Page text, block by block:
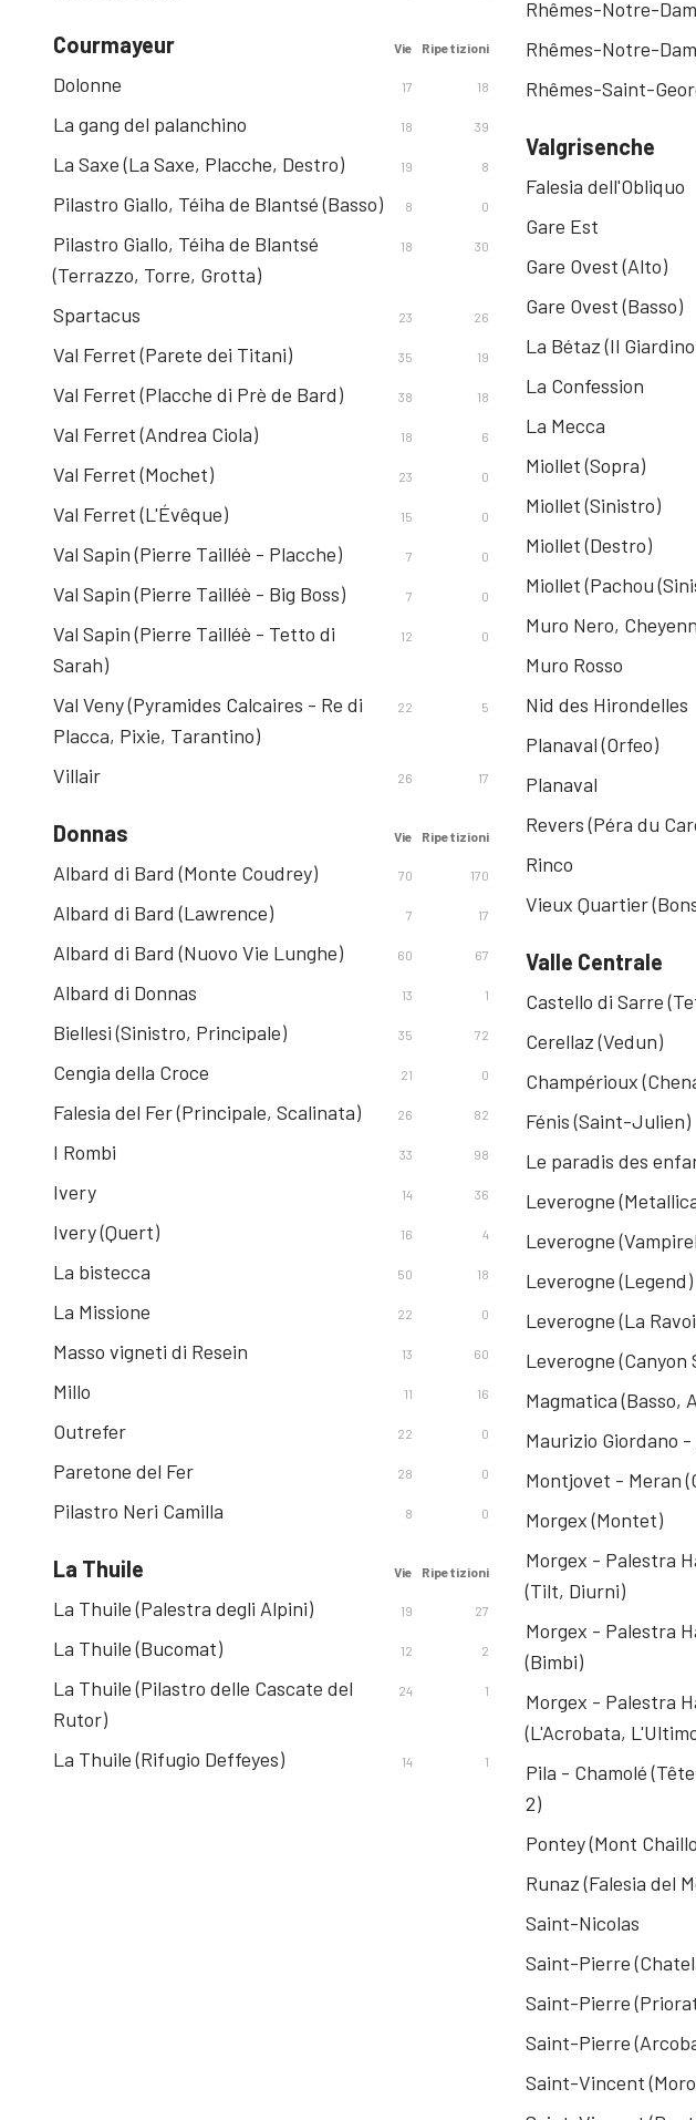
Courmayeur Vie Ripetizioni
Dolonne 17 18
La gang del palanchino 18 39
La Saxe (La Saxe, Placche, Destro) 19 8
Pilastro Giallo, Téiha de Blantsé (Basso) 8 0
Pilastro Giallo, Téiha de Blantsé
(Terrazzo, Torre, Grotta)
18 30
Spartacus 23 26
Val Ferret (Parete dei Titani) 35 19
Val Ferret (Placche di Prè de Bard) 38 18
Val Ferret (Andrea Ciola) 18 6
Val Ferret (Mochet) 23 0
Val Ferret (L'Évêque) 15 0
Val Sapin (Pierre Tailléè - Placche) 7 0
Val Sapin (Pierre Tailléè - Big Boss) 7 0
Val Sapin (Pierre Tailléè - Tetto di
Sarah)
12 0
Val Veny (Pyramides Calcaires - Re di
Placca, Pixie, Tarantino)
22 5
Villair 26 17
Donnas Vie Ripetizioni
Albard di Bard (Monte Coudrey) 70 170
Albard di Bard (Lawrence) 7 17
Albard di Bard (Nuovo Vie Lunghe) 60 67
Albard di Donnas 13 1
Biellesi (Sinistro, Principale) 35 72
Cengia della Croce 21 0
Falesia del Fer (Principale, Scalinata) 26 82
I Rombi 33 98
Ivery 14 36
Ivery (Quert) 16 4
La bistecca 50 18
La Missione 22 0
Masso vigneti di Resein 13 60
Millo 11 16
Outrefer 22 0
Paretone del Fer 28 0
Pilastro Neri Camilla 8 0
La Thuile Vie Ripetizioni
La Thuile (Palestra degli Alpini) 19 27
La Thuile (Bucomat) 12 2
La Thuile (Pilastro delle Cascate del
Rutor)
24 1
La Thuile (Rifugio Deffeyes) 14 1
Rhêmes-Notre-
Rhêmes-Notre-
Rhêmes-Saint-
Valgrisenche
Falesia dell'Obliquo
Gare Est
Gare Ovest (Alto)
Gare Ovest (Basso)
La Bétaz (Il
La Confession
La Mecca
Miollet (Sopra)
Miollet (Sinistro)
Miollet (Destro)
Miollet (Pachou
Muro Nero,
Muro Rosso
Nid des Hirondelles
Planaval (Orfeo)
Planaval
Revers (Péra du
Rinco
Vieux Quartier
Valle Centrale
Castello di Sarre
Cerellaz (Vedun)
Champérioux
Fénis (Saint-Julien)
Le paradis des
Leverogne
Leverogne
Leverogne (Legend)
Leverogne (La
Leverogne (Canyon
Magmatica (Basso,
Maurizio Giordano -
Montjovet - Meran
Morgex (Montet)
Morgex - Palestra
(Tilt, Diurni)
Morgex - Palestra
(Bimbi)
Morgex - Palestra
(L'Acrobata,
Pila - Chamolé
2)
Pontey (Mont
Runaz (Falesia del
Saint-Nicolas
Saint-Pierre
Saint-Pierre
Saint-Pierre
Saint-Vincent